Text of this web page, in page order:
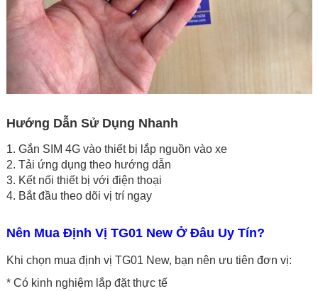
Hướng Dẫn Sử Dụng Nhanh
1. Gắn SIM 4G vào thiết bị lắp nguồn vào xe
2. Tải ứng dụng theo hướng dẫn
3. Kết nối thiết bị với điện thoại
4. Bắt đầu theo dõi vị trí ngay
Nên Mua Định Vị TG01 New Ở Đâu Uy Tín?
Khi chọn mua định vị TG01 New, bạn nên ưu tiên đơn vị:
* Có kinh nghiệm lắp đặt thực tế